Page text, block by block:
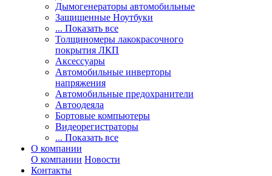
Дымогенераторы автомобильные
Защищенные Ноутбуки
... Показать все
Толщиномеры лакокрасочного
покрытия ЛКП
Аксессуары
Автомобильные инверторы
напряжения
Автомобильные предохранители
Автоодеяла
Бортовые компьютеры
Видеорегистраторы
... Показать все
О компании
О компании Новости
Контакты